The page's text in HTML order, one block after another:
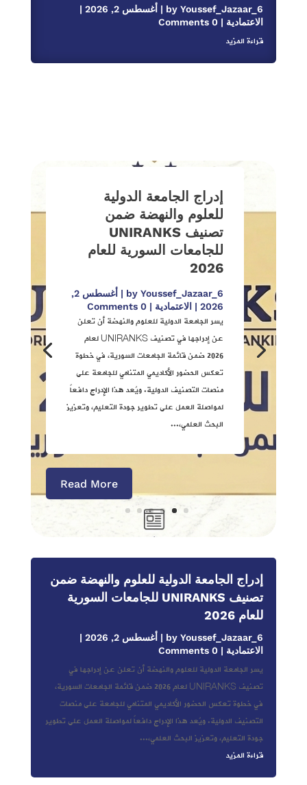
byYoussef_Jazaar_6
| أغسطس 2, 2026
|
الاعتمادية | 0 Comments
قراءة المزيد
إدراج الجامعة الدولية
للعلوم والنهضة ضمن
تصنيف UNIRANKS
للجامعات السورية للعام
2026
byYoussef_Jazaar_6
|
أغسطس 2,
2026
| الاعتمادية | 0 Comments
يسر الجامعة الدولية للعلوم والنهضة أن تعلن
عن إدراجها في تصنيف UNIRANKS لعام
2026 ضمن قائمة الجامعات السورية، في خطوة
تعكس الحضور الأكاديمي المتنامي للجامعة على
منصات التصنيف الدولية. ويُعد هذا الإدراج دافعاً
لمواصلة العمل على تطوير جودة التعليم، وتعزيز
البحث العلمي،...
Read More
مناقشة رسالة الماجستير
الأكاديمي للباحث مهند
اسماعيل اليوسف في إدارة
الأعمال للعام 2026
byYoussef_Jazaar_6
|
2026
|الأخبار| 0 Comments
شهدت الجامعة الدولية للعلوم والنهضة المناقشة
العلنية لرسالة الماجستير في إدارة الأعمال حيث
جرت المناقشة بأجواء علمية متميزة بحضور إدارة
الجامعة وعدد من الباحثين. تفاصيل رسالة
الماجستير والباحث: عنوان الرسالة: أثر ممارسات
إدراج الجامعة الدولية للعلوم والنهضة ضمن
تصنيف UNIRANKS للجامعات السورية
للعام 2026
byYoussef_Jazaar_6
| أغسطس 2, 2026
|
الاعتمادية | 0 Comments
يسر الجامعة الدولية للعلوم والنهضة أن تعلن عن إدراجها في
تصنيف UNIRANKS لعام 2026 ضمن قائمة الجامعات السورية،
في خطوة تعكس الحضور الأكاديمي المتنامي للجامعة على منصات
التصنيف الدولية. ويُعد هذا الإدراج دافعاً لمواصلة العمل على تطوير
جودة التعليم، وتعزيز البحث العلمي،...
قراءة المزيد